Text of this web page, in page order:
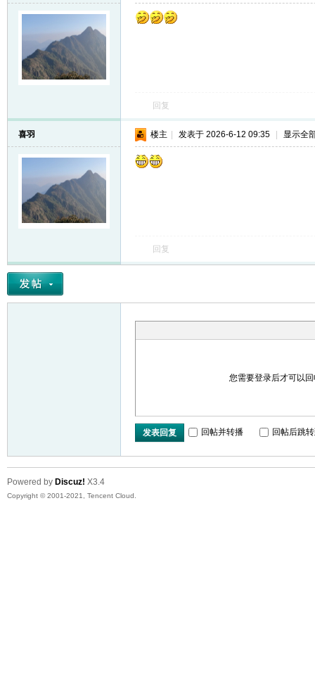
回复
喜羽 楼主 发表于 2026-6-12 09:35 显示全
回复
您需要登录后才可以
发表回复 回帖并转播 回帖后跳
Powered by Discuz! X3.4
Copyright © 2001-2021, Tencent Cloud.